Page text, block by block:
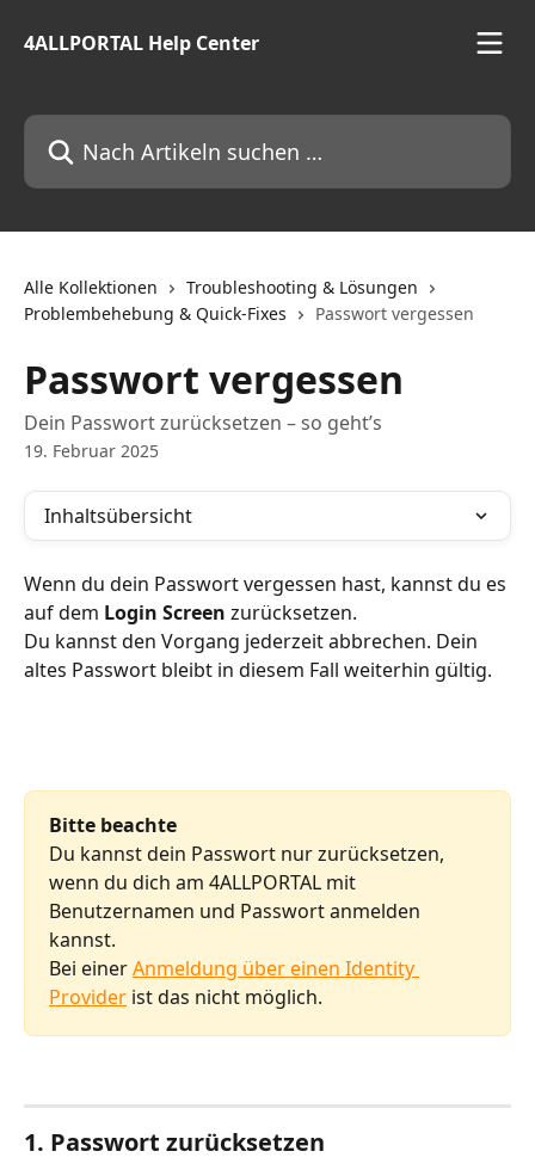
4ALLPORTAL Help Center
Nach Artikeln suchen …
Alle Kollektionen
Troubleshooting & Lösungen
Problembehebung & Quick-Fixes
Passwort vergessen
Passwort vergessen
Dein Passwort zurücksetzen – so geht’s
19. Februar 2025
Inhaltsübersicht
Wenn du dein Passwort vergessen hast, kannst du es
auf dem Login Screen zurücksetzen.
Du kannst den Vorgang jederzeit abbrechen. Dein
altes Passwort bleibt in diesem Fall weiterhin gültig.
Bitte beachte
Du kannst dein Passwort nur zurücksetzen,
wenn du dich am 4ALLPORTAL mit
Benutzernamen und Passwort anmelden
kannst.
Bei einer Anmeldung über einen Identity
Provider ist das nicht möglich.
1. Passwort zurücksetzen